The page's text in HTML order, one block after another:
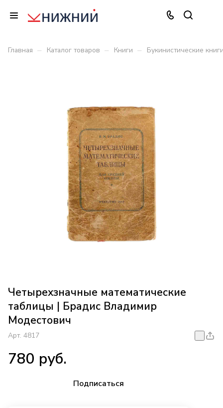
Главная – Каталог товаров – Книги – Букинистические
Четырехзначные математические
таблицы | Брадис Владимир
Модестович
Арт. 4817
780 руб.
Подписаться